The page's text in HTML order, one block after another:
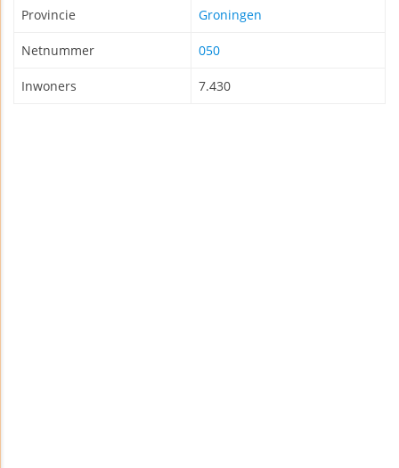
Provincie Groningen
Netnummer 050
Inwoners 7.430